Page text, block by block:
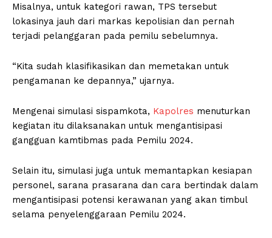
Misalnya, untuk kategori rawan, TPS tersebut
lokasinya jauh dari markas kepolisian dan pernah
terjadi pelanggaran pada pemilu sebelumnya.
“Kita sudah klasifikasikan dan memetakan untuk
pengamanan ke depannya,” ujarnya.
Mengenai simulasi sispamkota, Kapolres menuturkan
kegiatan itu dilaksanakan untuk mengantisipasi
gangguan kamtibmas pada Pemilu 2024.
Selain itu, simulasi juga untuk memantapkan kesiapan
personel, sarana prasarana dan cara bertindak dalam
mengantisipasi potensi kerawanan yang akan timbul
selama penyelenggaraan Pemilu 2024.